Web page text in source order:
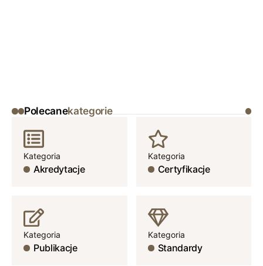
Polecanekategorie
Kategoria
Akredytacje
Kategoria
Certyfikacje
Kategoria
Publikacje
Kategoria
Standardy